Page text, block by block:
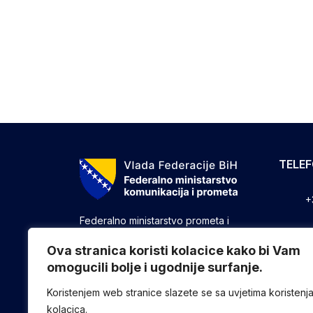
Ova stranica koristi kolacice kako bi Vam
omogucili bolje i ugodnije surfanje.
Koristenjem web stranice slazete se sa uvjetima koristenja
kolacica.
Federalno ministarstvo prometa i
druge poslove utvrđene zakonom koji
se odnose na ostvarivanje nadležnosti
Federacije u oblasti prometa i
komunikacija.